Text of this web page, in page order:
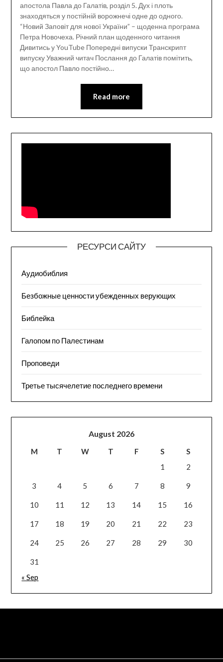
апостола Павла до Галатів, розділ 5. Дух і плоть
знаходяться у постійній ворожнечі одне до одного.
“Новий Заповіт для нової України” – щоденна програма
Петра Новочеха. Річний план щоденного читання
Дивитись у YouTube Попередні випуски Транскрипт
випуску Уважний читач Послання до Галатів помітить,
що апостол Павло постійно…
Read more
РЕСУРСИ САЙТУ
Аудиобиблия
Безбожные ценности убежденных верующих
Библейка
Галопом по Палестинам
Проповеди
Третье тысячелетие последнего времени
August 2026
M T W T F S
S
1
2
3 4 5 6 7 8 9
10 11 12 13 14 15 16
17 18 19 20 21 22 23
24 25 26 27 28 29 30
31
« Sep